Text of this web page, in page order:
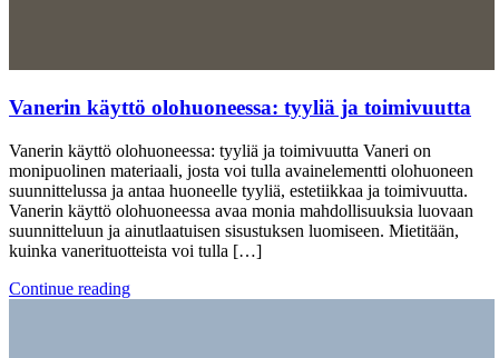
Vanerin käyttö olohuoneessa: tyyliä ja toimivuutta
Vanerin käyttö olohuoneessa: tyyliä ja toimivuutta Vaneri on
monipuolinen materiaali, josta voi tulla avainelementti olohuoneen
suunnittelussa ja antaa huoneelle tyyliä, estetiikkaa ja toimivuutta.
Vanerin käyttö olohuoneessa avaa monia mahdollisuuksia luovaan
suunnitteluun ja ainutlaatuisen sisustuksen luomiseen. Mietitään,
kuinka vanerituotteista voi tulla […]
Continue reading